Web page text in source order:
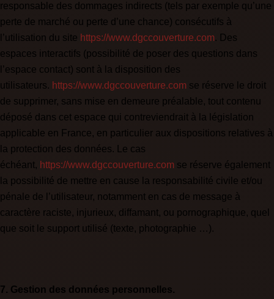
responsable des dommages indirects (tels par exemple qu’une
perte de marché ou perte d’une chance) consécutifs à
l’utilisation du site https://www.dgccouverture.com. Des
espaces interactifs (possibilité de poser des questions dans
l’espace contact) sont à la disposition des
utilisateurs. https://www.dgccouverture.com se réserve le droit
de supprimer, sans mise en demeure préalable, tout contenu
déposé dans cet espace qui contreviendrait à la législation
applicable en France, en particulier aux dispositions relatives à
la protection des données. Le cas
échéant, https://www.dgccouverture.com se réserve également
la possibilité de mettre en cause la responsabilité civile et/ou
pénale de l’utilisateur, notamment en cas de message à
caractère raciste, injurieux, diffamant, ou pornographique, quel
que soit le support utilisé (texte, photographie …).
7. Gestion des données personnelles.